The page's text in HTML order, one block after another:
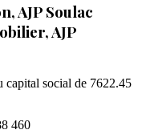
AJP Soulac
AJP
social de 7622.45
460